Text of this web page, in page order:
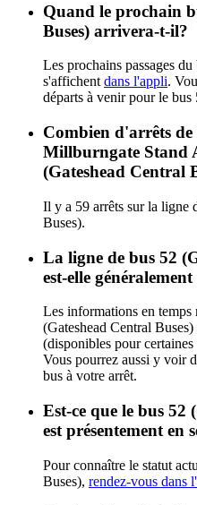
Quand le prochain
Buses) arrivera-t-il?
Les prochains passages
s'affichent dans l'appli.
départs à venir pour le bus
Combien d'arrêts
Millburngate Stand
(Gateshead Central
Il y a 59 arrêts sur la ligne
Buses).
La ligne de bus 52
est-elle
Les informations en temps
(Gateshead Central
(disponibles pour
Vous pourrez aussi y voir
bus à votre arrêt.
Est-ce que le bus 52
est présentement en
Pour connaître le statut
Buses), rendez-vous dans